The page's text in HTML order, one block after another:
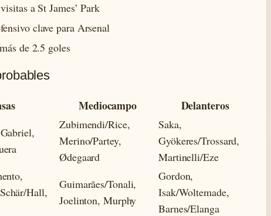
a St James’ Park
clave para Arsenal
de 2.5 goles
Mediocampo Delanteros
Zubimendi/Rice,
Merino/Partey,
Ødegaard
Saka,
Gyökeres/Trossard,
Martinelli/Eze
Hall,
Guimarães/Tonali,
Joelinton, Murphy
Gordon,
Isak/Woltemade,
Barnes/Elanga